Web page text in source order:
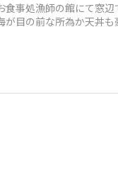
事処漁師の館にて窓
が目の前な所為か天丼